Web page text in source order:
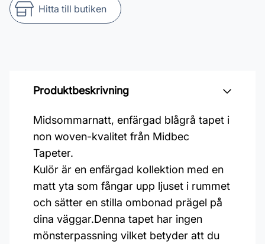
Hitta till butiken
Produktbeskrivning
Midsommarnatt, enfärgad blågrå tapet i
non woven-kvalitet från Midbec
Tapeter.
Kulör är en enfärgad kollektion med en
matt yta som fångar upp ljuset i rummet
och sätter en stilla ombonad prägel på
dina väggar.Denna tapet har ingen
mönsterpassning vilket betyder att du